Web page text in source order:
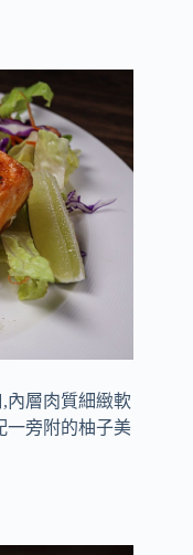
內層肉質細緻軟
一旁附的柚子美